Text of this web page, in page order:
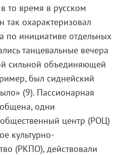
то время в русском
так охарактеризовал
по инициативе отдельных
танцевальные вечера
сильной объединяющей
был сиднейский
(9). Пассионарная
одни
центр (РОЦ)
культурно-
(РКПО), действовали